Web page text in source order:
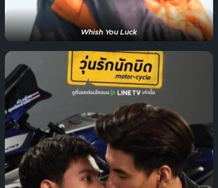
Whish You Luck